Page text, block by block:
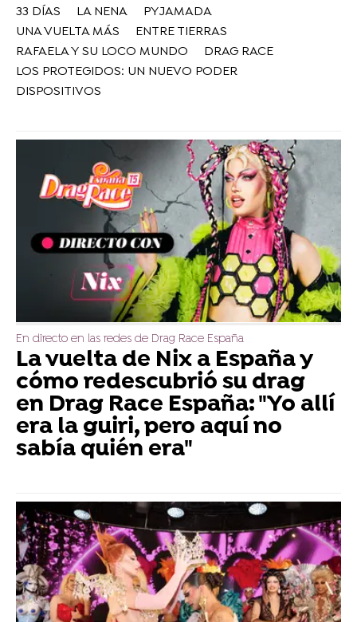
33 DÍAS LA NENA
PYJAMADA
UNA VUELTA MÁS
ENTRE TIERRAS
RAFAELA Y SU LOCO MUNDO
DRAG RACE
LOS PROTEGIDOS: UN NUEVO PODER
DISPOSITIVOS
En directo en las redes de Drag Race España
La vuelta de Nix a España y
cómo redescubrió su drag
en Drag Race España: "Yo allí
era la guiri, pero aquí no
sabía quién era"